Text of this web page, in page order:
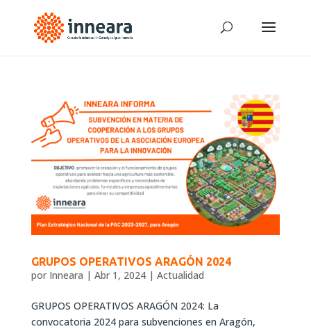
GRUPOS OPERATIVOS ARAGÓN 2024
por Inneara | Abr 1, 2024| Actualidad
GRUPOS OPERATIVOS ARAGÓN 2024: La
convocatoria 2024 para subvenciones en Aragón,